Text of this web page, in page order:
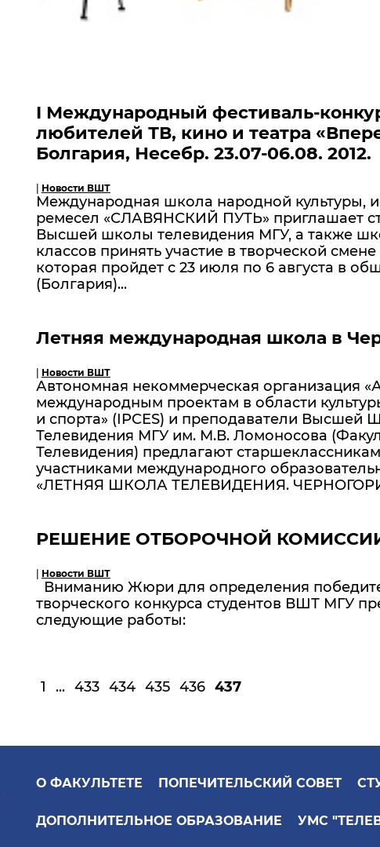
I Международный фестиваль-
любителей ТВ, кино и театра
Болгария, Несебр. 23.07-06.08. 2012.
Новости ВШТ
Международная школа народной культуры,
ремесел «СЛАВЯНСКИЙ ПУТЬ» приглашает
Высшей школы телевидения МГУ, а также
классов принять участие в творческой
которая пройдет с 23 июля по 6 августа в
(Болгария)...
Летняя международная школа в
Новости ВШТ
Автономная некоммерческая организация
международным проектам в области
и спорта» (IPCES) и преподаватели Высшей
Телевидения МГУ им. М.В. Ломоносова
Телевидения) предлагают старшеклассникам
участниками международного
«ЛЕТНЯЯ ШКОЛА ТЕЛЕВИДЕНИЯ.
РЕШЕНИЕ ОТБОРОЧНОЙ
Новости ВШТ
Вниманию Жюри для определения
творческого конкурса студентов ВШТ МГУ
следующие работы:
1 ... 433 434 435 436 437
О ФАКУЛЬТЕТЕ ПОПЕЧИТЕЛЬСКИЙ СОВЕТ
ДОПОЛНИТЕЛЬНОЕ ОБРАЗОВАНИЕ УМС